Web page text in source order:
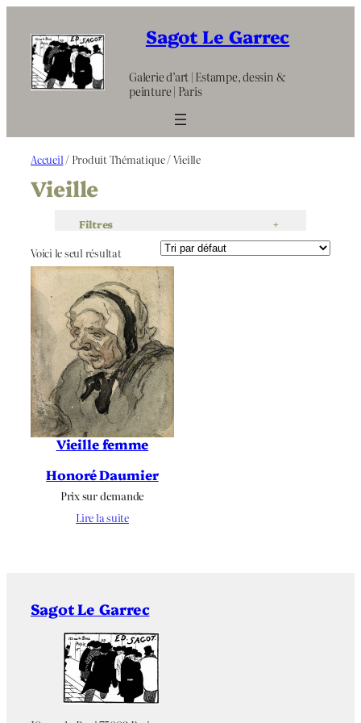
contenu
Sagot Le Garrec
Galerie d’art | Estampe, dessin &
peinture | Paris
Accueil / Produit Thématique / Vieille
Vieille
Filtres +
Voici le seul résultat
Vieille femme
Honoré Daumier
Prix sur demande
Lire la suite
Sagot Le Garrec